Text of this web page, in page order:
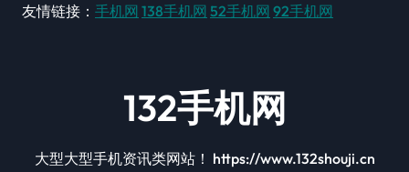
友情链接： 手机网 138手机网 52手机网 92手机网
132手机网
大型大型手机资讯类网站！ https://www.132shouji.cn